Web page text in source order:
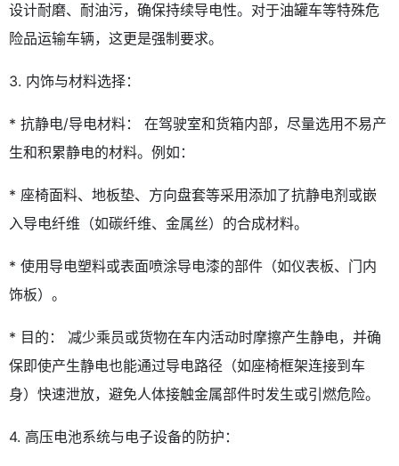
设计耐磨、耐油污，确保持续导电性。对于油罐车等特殊危
险品运输车辆，这更是强制要求。
3. 内饰与材料选择：
* 抗静电/导电材料： 在驾驶室和货箱内部，尽量选用不易产
生和积累静电的材料。例如：
* 座椅面料、地板垫、方向盘套等采用添加了抗静电剂或嵌
入导电纤维（如碳纤维、金属丝）的合成材料。
* 使用导电塑料或表面喷涂导电漆的部件（如仪表板、门内
饰板）。
* 目的： 减少乘员或货物在车内活动时摩擦产生静电，并确
保即使产生静电也能通过导电路径（如座椅框架连接到车
身）快速泄放，避免人体接触金属部件时发生或引燃危险。
4. 高压电池系统与电子设备的防护：